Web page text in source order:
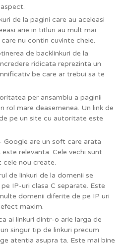
de la pagini care au aceleasi
arie in titluri au mult mai
nu contin cuvinte cheie.
de backlinkuri de la
ridicata reprezinta un
be care ar trebui sa te
per ansamblu a paginii
rol mare deasemenea. Un link de
pe un site cu autoritate este
Google are un soft care arata
relevanta. Cele vechi sunt
nou create.
de linkuri de la domenii se
IP-uri clasa C separate. Este
domenii diferite de pe IP uri
maxim.
ai linkuri dintr-o arie larga de
singur tip de linkuri precum
atentia asupra ta. Este mai bine